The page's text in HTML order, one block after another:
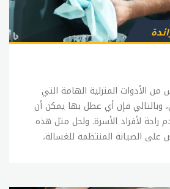
من الأدوات المنزلية الهامة التي
فإن أي عطل بها يمكن أن
لأفراد الأسرة. ولحل مثل هذه
على الصيانة المنتظمة للغسالة،